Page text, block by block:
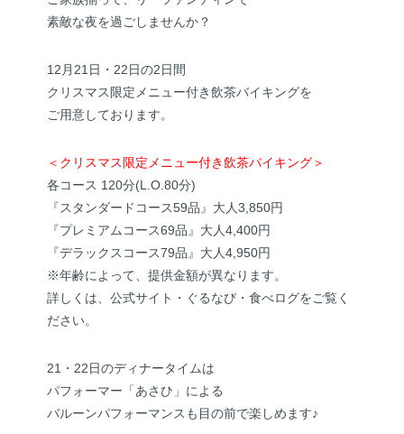
素敵な夜を過ごしませんか？
12月21日・22日の2日間
クリスマス限定メニュー付き飲茶バイキングを
ご用意しております。
＜クリスマス限定メニュー付き飲茶バイキング＞
各コース 120分(L.O.80分)
『スタンダードコース59品』大人3,850円
『プレミアムコース69品』大人4,400円
『デラックスコース79品』大人4,950円
※年齢によって、提供金額が異なります。
詳しくは、公式サイト・ぐるなび・食べログをご覧く
ださい。
21・22日のディナータイムは
パフォーマー「あさひ」による
バルーンパフォーマンスも目の前で楽しめます♪